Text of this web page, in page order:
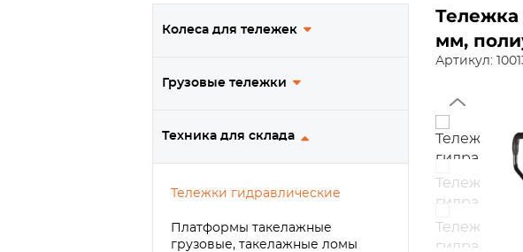
Колеса для тележек
Грузовые тележки
Техника для склада
Тележки гидравлические
Платформы такелажные
грузовые, такелажные ломы
Тележка
мм,
Артикул: